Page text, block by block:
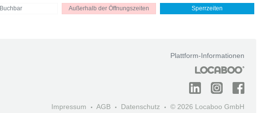
Buchbar Außerhalb der Öffnungszeiten Sperrzeiten
Plattform-Informationen
Impressum AGB Datenschutz © 2026 Locaboo GmbH